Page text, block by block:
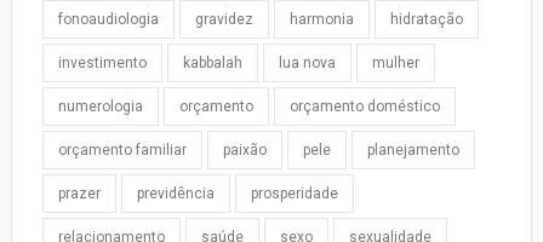
fonoaudiologia gravidez harmonia hidratação
investimento kabbalah lua nova mulher
numerologia orçamento orçamento doméstico
orçamento familiar paixão pele planejamento
prazer previdência prosperidade
relacionamento saúde sexo sexualidade